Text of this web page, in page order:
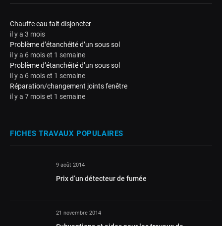
Chauffe eau fait disjoncter
il y a 3 mois
Problème d’étanchéité d’un sous sol
il y a 6 mois et 1 semaine
Problème d’étanchéité d’un sous sol
il y a 6 mois et 1 semaine
Réparation/changement joints fenêtre
il y a 7 mois et 1 semaine
FICHES TRAVAUX POPULAIRES
9 août 2014
Prix d’un détecteur de fumée
21 novembre 2014